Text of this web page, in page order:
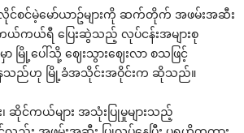
စင်မဲ့မော်ယာဥ်များကို ဆက်တိုက် အဖမ်းအဆီး
ကယ်ကယ်ရီ ပြေးဆွဲသည့် လုပ်ငန်းအများစု
မြို့ပေါ်သို့ ဈေးသွားဈေးလာ စသဖြင့်
ေသည်ဟု မြို့ခံအသိုင်းအဝိုင်းက ဆိုသည်။
ဆိုင်ကယ်များ အသုံးပြုမှုများသည့်